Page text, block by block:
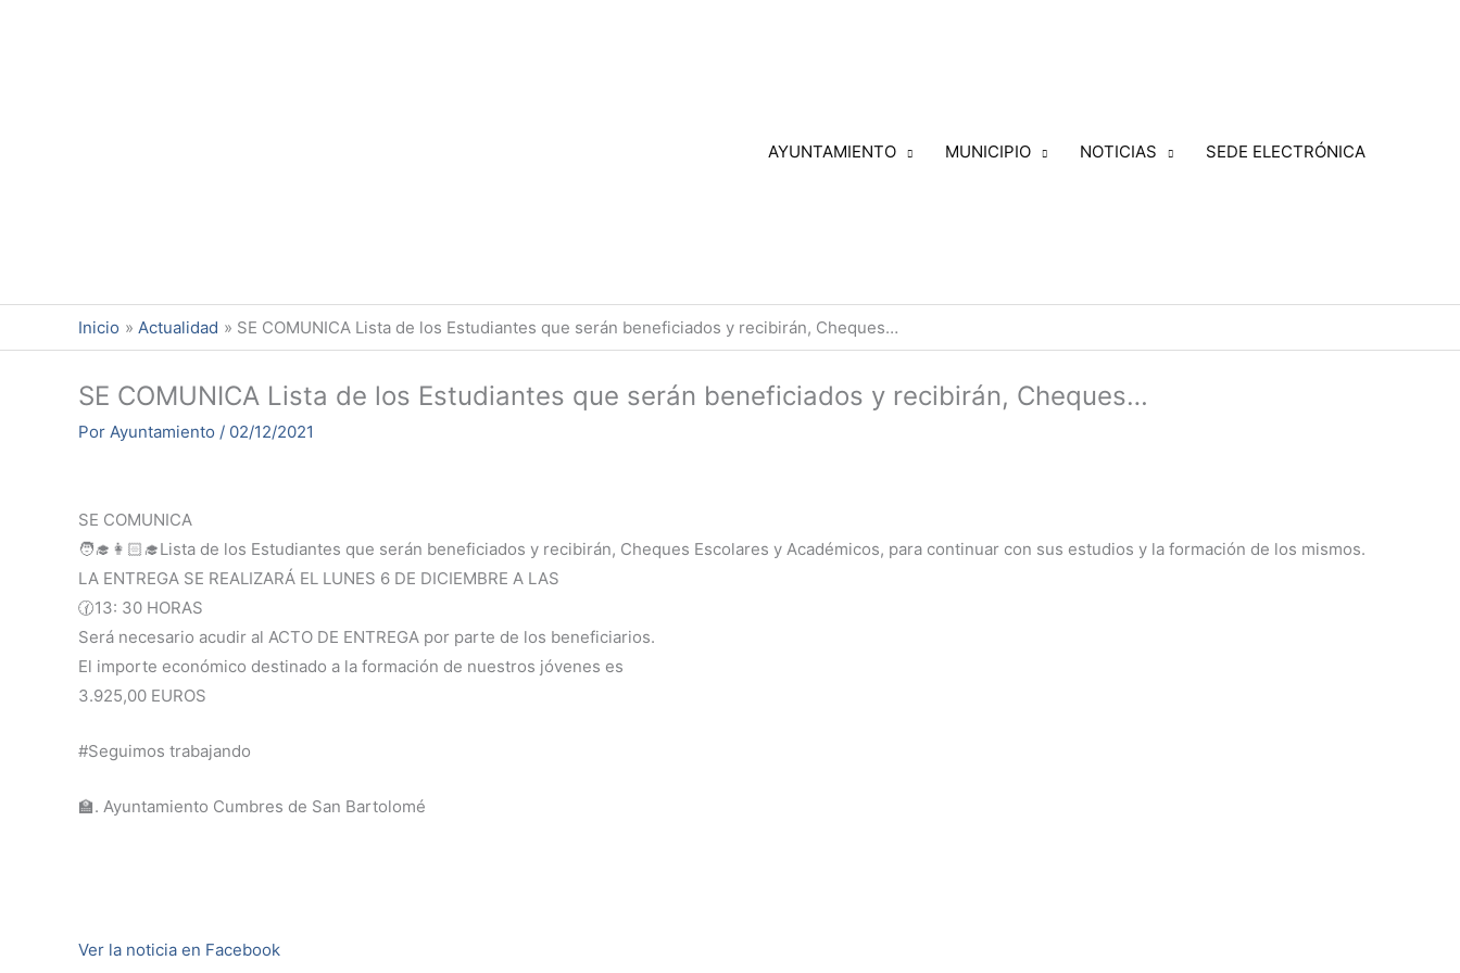
AYUNTAMIENTO MUNICIPIO NOTICIAS SEDE ELECTRÓNICA
Inicio Actualidad SE COMUNICA Lista de los Estudiantes que serán beneficiados y recibirán, Cheques…
SE COMUNICA Lista de los Estudiantes que serán beneficiados y recibirán, Cheques…
Por Ayuntamiento / 02/12/2021
SE COMUNICA
🧑‍🎓👩🏻‍🎓Lista de los Estudiantes que serán beneficiados y recibirán, Cheques Escolares y Académicos, para continuar con sus estudios y la formación de los mismos.
LA ENTREGA SE REALIZARÁ EL LUNES 6 DE DICIEMBRE A LAS
🕜13: 30 HORAS
Será necesario acudir al ACTO DE ENTREGA por parte de los beneficiarios.
El importe económico destinado a la formación de nuestros jóvenes es
3.925,00 EUROS
#Seguimos trabajando
🏫. Ayuntamiento Cumbres de San Bartolomé
Ver la noticia en Facebook